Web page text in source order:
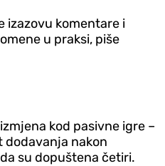
izazovu komentare i
u praksi, piše
kod pasivne igre –
dodavanja nakon
su dopuštena četiri.